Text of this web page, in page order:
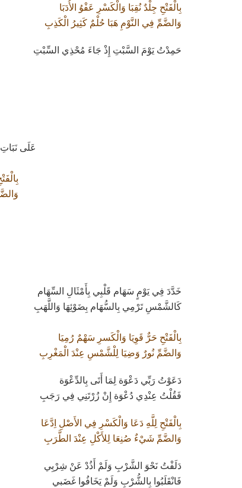
بِالْفَتْحِ جِلْدٌ نُقِبَا وَالْكَسْرِ عَفْوُ الأُدَبَا
وَالضَّمِّ فِي النَّوْمِ هَبَا حُلْمٌ كَثِيرُ الْكَذِبِ
حَمِدْتُ يَوْمَ السَّبْتِ إِذْ جَاءَ مُحْذِي السِّبْتِ
عَلَى
خَدَّدَ فِي يَوْمٍ سَهَام قَلْبِي بِأَمْثَالِ السِّهَام
كَالشَّمْسِ تَرْمِي بِالسُّهَام بِضَوْئِهَا وَاللَّهَبِ
بِالْفَتْحِ حَرٌّ قَوِيَا وَالْكَسرِ سَهْمٌ رُمِيَا
وَالضَّمِّ نُورٌ وَضِيَا لِلْشَّمْسِ عِنْدَ الْمَغْرِبِ
دَعَوْتُ رَبِّي دَعْوَة لِمَا أَتَى بِالدِّعْوَة
فَقُلْتُ عِنْدِي دُعْوَة إِنْ زُرْتَنِي فِي رَجَبِ
بِالْفَتْحِ لِلَّهِ دَعَا وَالْكَسْرِ فِي الأَصْلِ اِدَّعَا
وَالضَّمِّ شَيْءٌ صُنِعَا لِلأَكْلِ عِنْدَ الطَّرَبِ
دَلَفْتُ نَحْوَ الشَّرْبِ وَلَمْ أَذُدْ عَنْ شِرْبِي
فَانْقَلَبُوا بِالشُّرْبِ وَلَمْ يَخَافُوا غَضَبي